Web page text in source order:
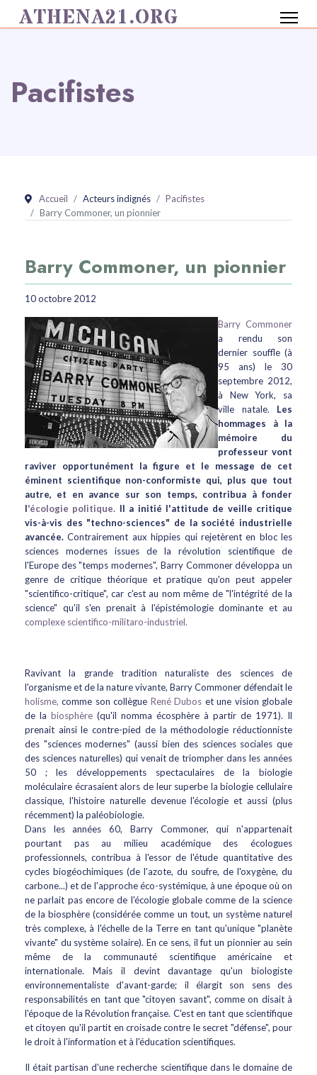
ATHENA21.ORG
Pacifistes
Accueil Acteurs indignés
Pacifistes
Barry Commoner, un pionnier
Barry Commoner, un pionnier
10 octobre 2012
Barry Commoner
a rendu son
dernier souffle (à
95 ans) le 30
septembre 2012,
à New York, sa
ville natale. Les
hommages à la
mémoire du
professeur vont
raviver opportunément la figure et le message de cet
éminent scientifique non-conformiste qui, plus que tout
autre, et en avance sur son temps, contribua à fonder
l'écologie politique. Il a initié l'attitude de veille critique
vis-à-vis des "techno-sciences" de la société industrielle
avancée.Contrairement aux hippies qui rejetèrent en bloc les
sciences modernes issues de la révolution scientifique de
l'Europe des "temps modernes", Barry Commoner développa un
genre de critique théorique et pratique qu'on peut appeler
"scientifico-critique", car c'est au nom même de "l'intégrité de la
science" qu'il s'en prenait à l'épistémologie dominante et au
complexe scientifico-militaro-industriel.
Ravivant la grande tradition naturaliste des sciences de
l'organisme et de la nature vivante, Barry Commoner défendait le
holisme,comme son collègue René Dubos et une vision globale
de la biosphère (qu'il nomma écosphère à partir de 1971). Il
prenait ainsi le contre-pied de la méthodologie réductionniste
des "sciences modernes" (aussi bien des sciences sociales que
des sciences naturelles) qui venait de triompher dans les années
50 ; les développements spectaculaires de la biologie
moléculaire écrasaient alors de leur superbe la biologie cellulaire
classique, l'histoire naturelle devenue l'écologie et aussi (plus
récemment) la paléobiologie.
Dans les années 60, Barry Commoner, qui n'appartenait
pourtant pas au milieu académique des écologues
professionnels, contribua à l'essor de l'étude quantitative des
cycles biogéochimiques (de l'azote, du soufre, de l'oxygène, du
carbone...) et de l'approche éco-systémique, à une époque où on
ne parlait pas encore de l'écologie globale comme de la science
de la biosphère (considérée comme un tout, un système naturel
très complexe, à l'échelle de la Terre en tant qu'unique "planète
vivante" du système solaire). En ce sens, il fut un pionnier au sein
même de la communauté scientifique américaine et
internationale. Mais il devint davantage qu'un biologiste
environnementaliste d'avant-garde; il élargit son sens des
responsabilités en tant que "citoyen savant", comme on disait à
l'époque de la Révolution française. C'est en tant que scientifique
et citoyen qu'il partit en croisade contre le secret "défense", pour
le droit à l'information et à l'éducation scientifiques.
Il était partisan d'une recherche scientifique dans le domaine de